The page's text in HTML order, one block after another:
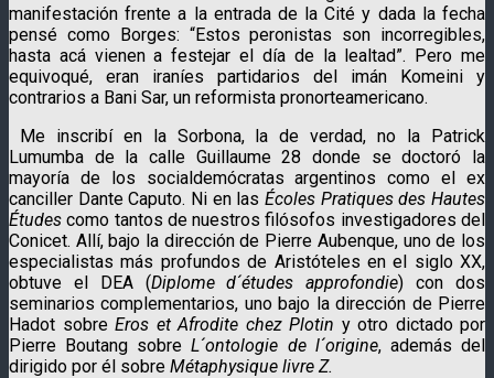
manifestación frente a la entrada de la Cité y dada la fecha
pensé como Borges: “Estos peronistas son incorregibles,
hasta acá vienen a festejar el día de la lealtad”. Pero me
equivoqué, eran iraníes partidarios del imán Komeini y
contrarios a Bani Sar, un reformista pronorteamericano.
Me inscribí en la Sorbona, la de verdad, no la Patrick
Lumumba de la calle Guillaume 28 donde se doctoró la
mayoría de los socialdemócratas argentinos como el ex
canciller Dante Caputo. Ni en las Écoles Pratiques des Hautes
Études como tantos de nuestros filósofos investigadores del
Conicet. Allí, bajo la dirección de Pierre Aubenque, uno de los
especialistas más profundos de Aristóteles en el siglo XX,
obtuve el DEA (Diplome d´études approfondie) con dos
seminarios complementarios, uno bajo la dirección de Pierre
Hadot sobreEros et Afrodite chez Plotin y otro dictado por
Pierre Boutang sobreL´ontologie de l´origine, además del
dirigido por él sobre Métaphysique livre Z.